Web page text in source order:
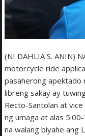
(NI DAHLIA S. ANIN)
motorcycle ride
pasaherong apektado
libreng sakay ay
Recto-Santolan at
ng umaga at alas
na walang biyahe ang